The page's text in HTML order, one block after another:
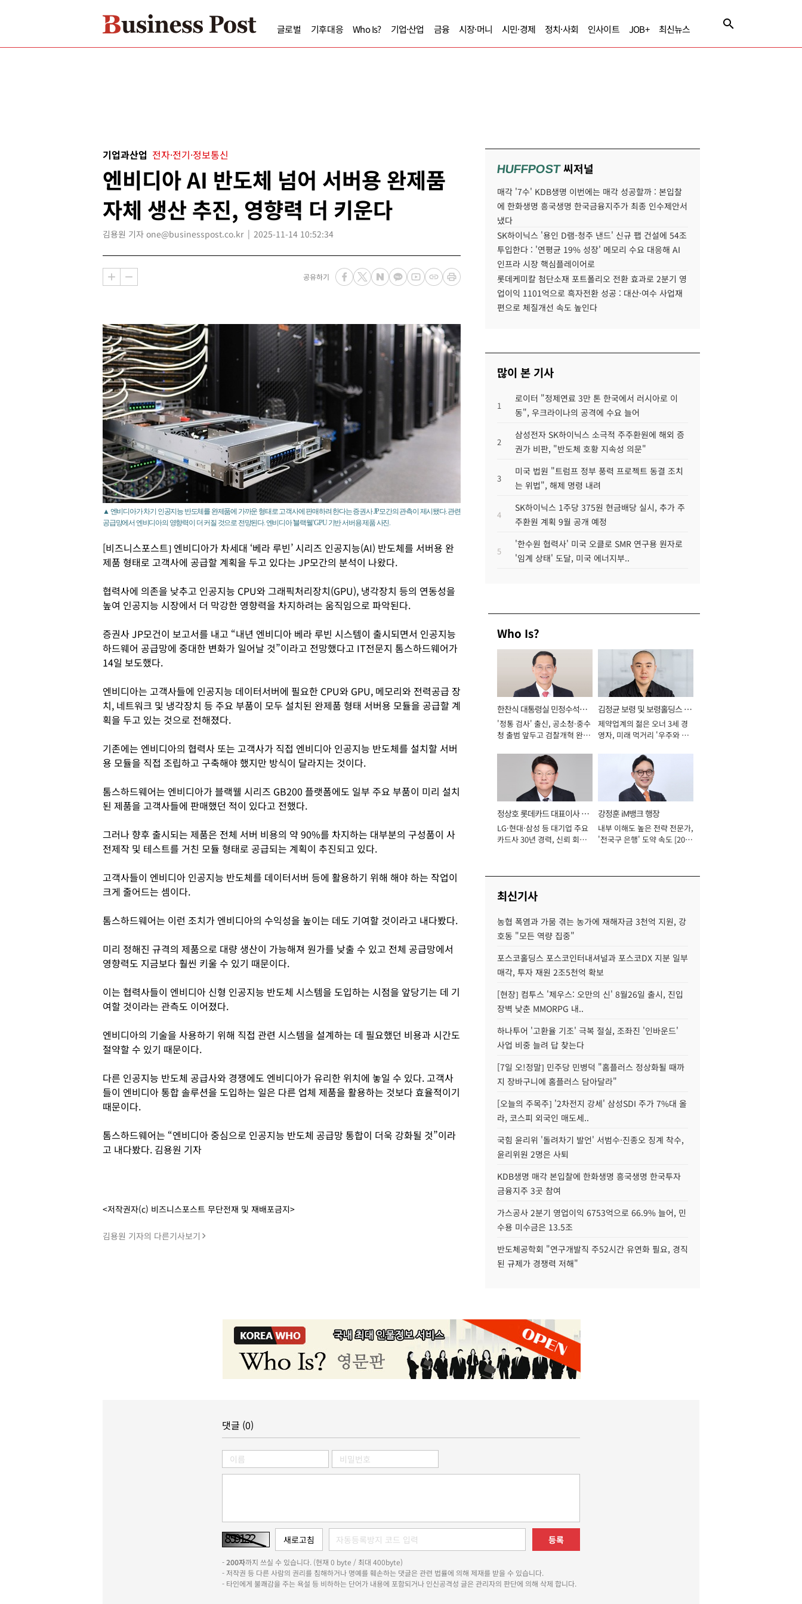
글로벌 기후대응 Who Is? 기업·산업 금융 시장·머니 시민·경제 정치·사회 인사이트 JOB+ 최신뉴스
기업과산업 전자·전기·정보통신
엔비디아 AI 반도체 넘어 서버용 완제품
자체 생산 추진, 영향력 더 키운다
김용원 기자 one@businesspost.co.kr 2025-11-14 10:52:34
공유하기
▲ 엔비디아가 차기 인공지능 반도체를 완제품에 가까운 형태로 고객사에 판매하려 한다는 증권사 JP모간의 관측이 제시됐다. 관련
공급망에서 엔비디아의 영향력이 더 커질 것으로 전망된다. 엔비디아 '블랙웰' GPU 기반 서버용 제품 사진.
[비즈니스포스트] 엔비디아가 차세대 ‘베라 루빈’ 시리즈 인공지능(AI) 반도체를 서버용 완
제품 형태로 고객사에 공급할 계획을 두고 있다는 JP모간의 분석이 나왔다.
협력사에 의존을 낮추고 인공지능 CPU와 그래픽처리장치(GPU), 냉각장치 등의 연동성을
높여 인공지능 시장에서 더 막강한 영향력을 차지하려는 움직임으로 파악된다.
증권사 JP모건이 보고서를 내고 “내년 엔비디아 베라 루빈 시스템이 출시되면서 인공지능
하드웨어 공급망에 중대한 변화가 일어날 것”이라고 전망했다고 IT전문지 톰스하드웨어가
14일 보도했다.
엔비디아는 고객사들에 인공지능 데이터서버에 필요한 CPU와 GPU, 메모리와 전력공급 장
치, 네트워크 및 냉각장치 등 주요 부품이 모두 설치된 완제품 형태 서버용 모듈을 공급할 계
획을 두고 있는 것으로 전해졌다.
기존에는 엔비디아의 협력사 또는 고객사가 직접 엔비디아 인공지능 반도체를 설치할 서버
용 모듈을 직접 조립하고 구축해야 했지만 방식이 달라지는 것이다.
톰스하드웨어는 엔비디아가 블랙웰 시리즈 GB200 플랫폼에도 일부 주요 부품이 미리 설치
된 제품을 고객사들에 판매했던 적이 있다고 전했다.
그러나 향후 출시되는 제품은 전체 서버 비용의 약 90%를 차지하는 대부분의 구성품이 사
전제작 및 테스트를 거친 모듈 형태로 공급되는 계획이 추진되고 있다.
고객사들이 엔비디아 인공지능 반도체를 데이터서버 등에 활용하기 위해 해야 하는 작업이
크게 줄어드는 셈이다.
톰스하드웨어는 이런 조치가 엔비디아의 수익성을 높이는 데도 기여할 것이라고 내다봤다.
미리 정해진 규격의 제품으로 대량 생산이 가능해져 원가를 낮출 수 있고 전체 공급망에서
영향력도 지금보다 훨씬 키울 수 있기 때문이다.
이는 협력사들이 엔비디아 신형 인공지능 반도체 시스템을 도입하는 시점을 앞당기는 데 기
여할 것이라는 관측도 이어졌다.
엔비디아의 기술을 사용하기 위해 직접 관련 시스템을 설계하는 데 필요했던 비용과 시간도
절약할 수 있기 때문이다.
다른 인공지능 반도체 공급사와 경쟁에도 엔비디아가 유리한 위치에 놓일 수 있다. 고객사
들이 엔비디아 통합 솔루션을 도입하는 일은 다른 업체 제품을 활용하는 것보다 효율적이기
때문이다.
톰스하드웨어는 “엔비디아 중심으로 인공지능 반도체 공급망 통합이 더욱 강화될 것”이라
고 내다봤다. 김용원 기자
<저작권자(c) 비즈니스포스트 무단전재 및 재배포금지>
김용원 기자의 다른기사보기
HUFFPOST씨저널
매각 '7수' KDB생명 이번에는 매각 성공할까 : 본입찰
에 한화생명 흥국생명 한국금융지주가 최종 인수제안서
냈다
SK하이닉스 '용인 D램-청주 낸드' 신규 팹 건설에 54조
투입한다 : '연평균 19% 성장' 메모리 수요 대응해 AI
인프라 시장 핵심플레이어로
롯데케미칼 첨단소재 포트폴리오 전환 효과로 2분기 영
업이익 1101억으로 흑자전환 성공 : 대산·여수 사업재
편으로 체질개선 속도 높인다
많이 본 기사
1
로이터 "정제연료 3만 톤 한국에서 러시아로 이
동", 우크라이나의 공격에 수요 늘어
2
삼성전자 SK하이닉스 소극적 주주환원에 해외 증
권가 비판, "반도체 호황 지속성 의문"
3
미국 법원 "트럼프 정부 풍력 프로젝트 동결 조치
는 위법", 해제 명령 내려
4
SK하이닉스 1주당 375원 현금배당 실시, 추가 주
주환원 계획 9월 공개 예정
5
'한수원 협력사' 미국 오클로 SMR 연구용 원자로
'임계 상태' 도달, 미국 에너지부..
Who Is?
한찬식 대통령실 민정수석비
서관
'정통 검사' 출신, 공소청·중수
청 출범 앞두고 검찰개혁 완수
김정균 보령 및 보령홀딩스 대
표이사 사장
제약업계의 젊은 오너 3세 경
영자, 미래 먹거리 '우주와 헬
정상호 롯데카드 대표이사 사
장
LG·현대·삼성 등 대기업 주요
카드사 30년 경력, 신뢰 회복
강정훈 iM뱅크 행장
내부 이해도 높은 전략 전문가,
'전국구 은행' 도약 속도 [2026
최신기사
농협 폭염과 가뭄 겪는 농가에 재해자금 3천억 지원, 강
호동 "모든 역량 집중"
포스코홀딩스 포스코인터내셔널과 포스코DX 지분 일부
매각, 투자 재원 2조5천억 확보
[현장] 컴투스 '제우스: 오만의 신' 8월26일 출시, 진입
장벽 낮춘 MMORPG 내..
하나투어 '고환율 기조' 극복 절실, 조좌진 '인바운드'
사업 비중 늘려 답 찾는다
[7일 오!정말] 민주당 민병덕 "홈플러스 정상화될 때까
지 장바구니에 홈플러스 담아달라"
[오늘의 주목주] '2차전지 강세' 삼성SDI 주가 7%대 올
라, 코스피 외국인 매도세..
국힘 윤리위 '돌려차기 발언' 서범수·진종오 징계 착수,
윤리위원 2명은 사퇴
KDB생명 매각 본입찰에 한화생명 흥국생명 한국투자
금융지주 3곳 참여
가스공사 2분기 영업이익 6753억으로 66.9% 늘어, 민
수용 미수금은 13.5조
반도체공학회 "연구개발직 주52시간 유연화 필요, 경직
된 규제가 경쟁력 저해"
댓글 (0)
등록
-200자까지 쓰실 수 있습니다. (현재 0 byte / 최대 400byte)
- 저작권 등 다른 사람의 권리를 침해하거나 명예를 훼손하는 댓글은 관련 법률에 의해 제재를 받을 수 있습니다.
- 타인에게 불쾌감을 주는 욕설 등 비하하는 단어가 내용에 포함되거나 인신공격성 글은 관리자의 판단에 의해 삭제 합니다.